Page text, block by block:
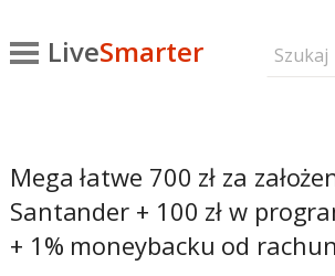
LiveSmarter
Mega łatwe 700 zł za
Santander + 100 zł w
+ 1% moneybacku od